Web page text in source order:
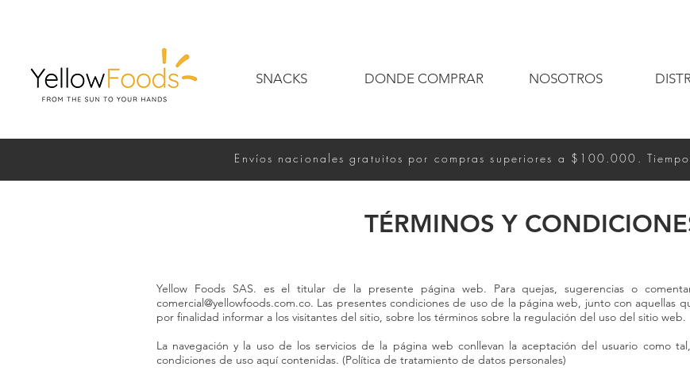
SNACKS DONDE COMPRAR NOSOTROS
Envíos nacionales gratuitos por compras superiores a $100.000.
TÉRMINOS Y
Yellow Foods SAS. es el titular de la presente página web. Para quejas, sugerencias o
comercial@yellowfoods.com.co. Las presentes condiciones de uso de la página web, junto con aquellas
por finalidad informar a los visitantes del sitio, sobre los términos sobre la regulación del uso del sitio web.
La navegación y la uso de los servicios de la página web conllevan la aceptación del usuario como
condiciones de uso aquí contenidas. (Política de tratamiento de datos personales)